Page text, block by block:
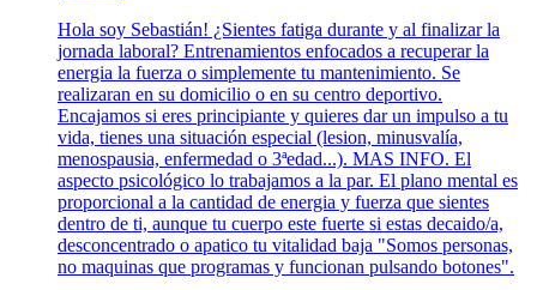
Hola soy Sebastián! ¿Sientes fatiga durante y al finalizar la
jornada laboral? Entrenamientos enfocados a recuperar la
energia la fuerza o simplemente tu mantenimiento. Se
realizaran en su domicilio o en su centro deportivo.
Encajamos si eres principiante y quieres dar un impulso a tu
vida, tienes una situación especial (lesion, minusvalía,
menospausia, enfermedad o 3ªedad...). MAS INFO. El
aspecto psicológico lo trabajamos a la par. El plano mental es
proporcional a la cantidad de energia y fuerza que sientes
dentro de ti, aunque tu cuerpo este fuerte si estas decaido/a,
desconcentrado o apatico tu vitalidad baja "Somos personas,
no maquinas que programas y funcionan pulsando botones".